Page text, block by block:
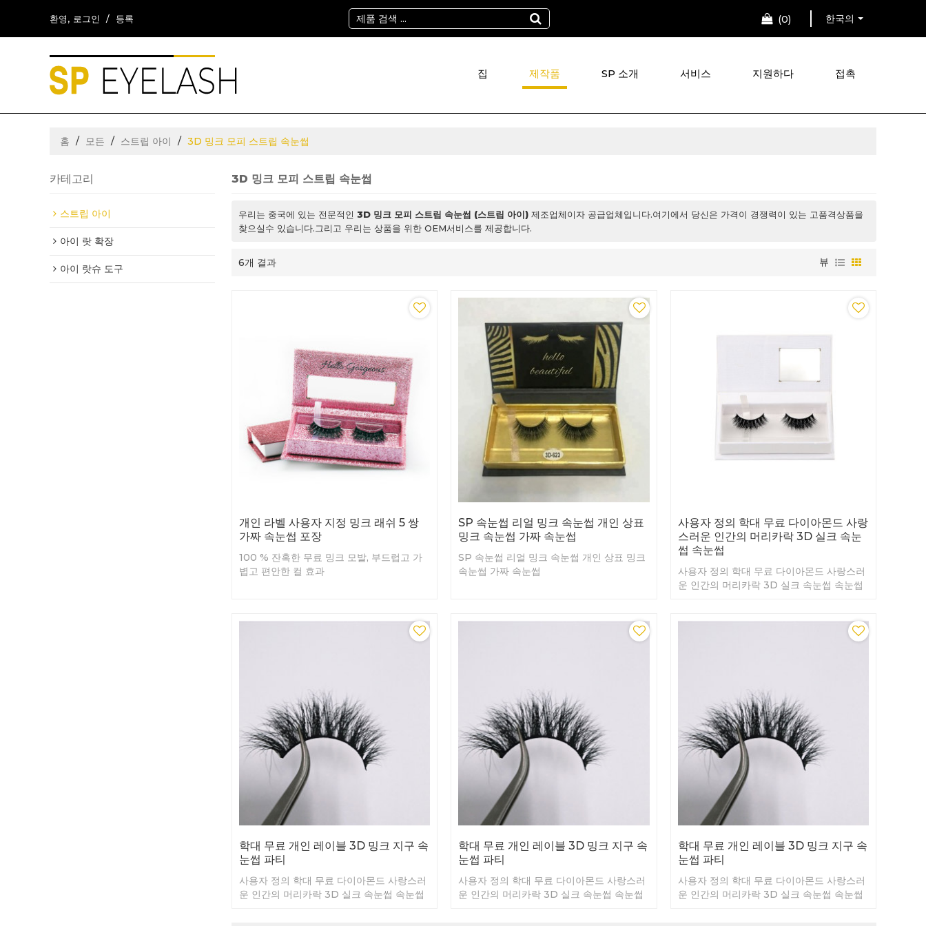
환영, 로그인 / 등록 0 한국의
집 제작품 SP 소개 서비스 지원하다 접촉
홈 / 모든 / 스트립 아이 / 3D 밍크 모피 스트립 속눈썹
카테고리
스트립 아이
아이 랏 확장
아이 랏슈 도구
3D 밍크 모피 스트립 속눈썹
우리는 중국에 있는 전문적인 3D 밍크 모피 스트립 속눈썹 (스트립 아이) 제조업체이자 공급업체입니다.여기에서 당신은 가격이 경쟁력이 있는 고품격상품을
찾으실수 있습니다.그리고 우리는 상품을 위한 OEM서비스를 제공합니다.
6개 결과 뷰
개인 라벨 사용자 지정 밍크 래쉬 5 쌍
가짜 속눈썹 포장
100 % 잔혹한 무료 밍크 모발, 부드럽고 가
볍고 편안한 컬 효과
SP 속눈썹 리얼 밍크 속눈썹 개인 상표
밍크 속눈썹 가짜 속눈썹
SP 속눈썹 리얼 밍크 속눈썹 개인 상표 밍크
속눈썹 가짜 속눈썹
사용자 정의 학대 무료 다이아몬드 사랑
스러운 인간의 머리카락 3D 실크 속눈
썹 속눈썹
사용자 정의 학대 무료 다이아몬드 사랑스러
운 인간의 머리카락 3D 실크 속눈썹 속눈썹
학대 무료 개인 레이블 3D 밍크 지구 속
눈썹 파티
사용자 정의 학대 무료 다이아몬드 사랑스러
운 인간의 머리카락 3D 실크 속눈썹 속눈썹
학대 무료 개인 레이블 3D 밍크 지구 속
눈썹 파티
사용자 정의 학대 무료 다이아몬드 사랑스러
운 인간의 머리카락 3D 실크 속눈썹 속눈썹
학대 무료 개인 레이블 3D 밍크 지구 속
눈썹 파티
사용자 정의 학대 무료 다이아몬드 사랑스러
운 인간의 머리카락 3D 실크 속눈썹 속눈썹